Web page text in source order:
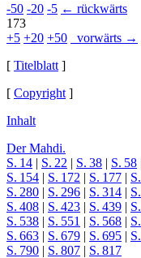
-50 -20 -5 ← rückwärts
173
+5 +20 +50
vorwärts →
[ Titelblatt ]
[ Copyright ]
Inhalt
Der Mahdi.
S. 14 | S. 22 | S. 38 | S. 58
S. 154 | S. 172 | S. 177 |
S. 280 | S. 296 | S. 314 |
S. 408 | S. 423 | S. 439 |
S. 538 | S. 551 | S. 568 |
S. 663 | S. 679 | S. 695 |
S. 790 | S. 807 | S. 817